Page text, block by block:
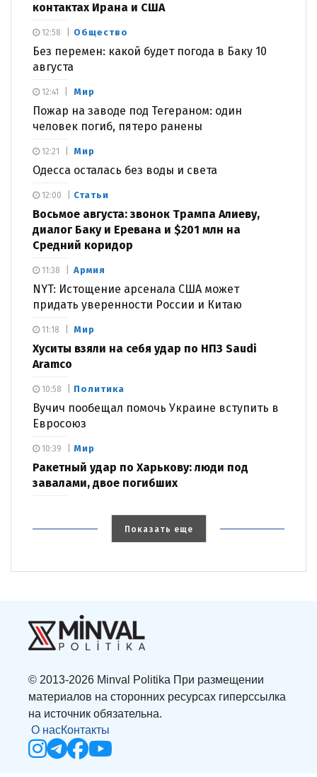
контактах Ирана и США
Общество
Без перемен: какой будет погода в Баку 10
августа
12:58
Мир
Пожар на заводе под Тегераном: один
человек погиб, пятеро ранены
12:41
Мир
Одесса осталась без воды и света
12:21
Статьи
Восьмое августа: звонок Трампа Алиеву,
диалог Баку и Еревана и $201 млн на
Средний коридор
12:00
Армия
NYT: Истощение арсенала США может
придать уверенности России и Китаю
11:38
Мир
Хуситы взяли на себя удар по НПЗ Saudi
Aramco
11:18
Политика
Вучич пообещал помочь Украине вступить в
Евросоюз
10:58
Мир
Ракетный удар по Харькову: люди под
завалами, двое погибших
10:39
Показать еще
© 2013-2026 Minval Politika При размещении
материалов на сторонних ресурсах гиперссылка
на источник обязательна.
О насКонтакты